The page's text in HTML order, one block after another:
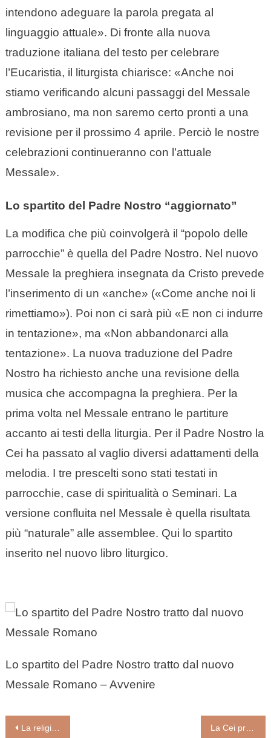
intendono adeguare la parola pregata al
linguaggio attuale». Di fronte alla nuova
traduzione italiana del testo per celebrare
l’Eucaristia, il liturgista chiarisce: «Anche noi
stiamo verificando alcuni passaggi del Messale
ambrosiano, ma non saremo certo pronti a una
revisione per il prossimo 4 aprile. Perciò le nostre
celebrazioni continueranno con l’attuale
Messale».
Lo spartito del Padre Nostro “aggiornato”
La modifica che più coinvolgerà il “popolo delle
parrocchie” è quella del Padre Nostro. Nel nuovo
Messale la preghiera insegnata da Cristo prevede
l’inserimento di un «anche» («Come anche noi li
rimettiamo»). Poi non ci sarà più «E non ci indurre
in tentazione», ma «Non abbandonarci alla
tentazione». La nuova traduzione del Padre
Nostro ha richiesto anche una revisione della
musica che accompagna la preghiera. Per la
prima volta nel Messale entrano le partiture
accanto ai testi della liturgia. Per il Padre Nostro la
Cei ha passato al vaglio diversi adattamenti della
melodia. I tre prescelti sono stati testati in
parrocchie, case di spiritualità o Seminari. La
versione confluita nel Messale è quella risultata
più “naturale” alle assemblee. Qui lo spartito
inserito nel nuovo libro liturgico.
Lo spartito del Padre Nostro tratto dal nuovo
Messale Romano – Avvenire
Navigazione
La religiosità in Italia. Spazi per l’evangelizzazione (Don Armando Matteo) La Cei precisa: per Messe e cerimonie misure di sicurezza invariate